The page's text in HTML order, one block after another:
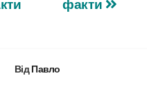
факти
ВідПавло